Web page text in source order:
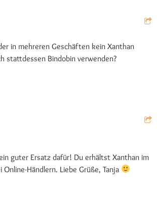
in mehreren Geschäften kein Xanthan
stattdessen Bindobin verwenden?
guter Ersatz dafür! Du erhältst Xanthan im
Online-Händlern. Liebe Grüße, Tanja